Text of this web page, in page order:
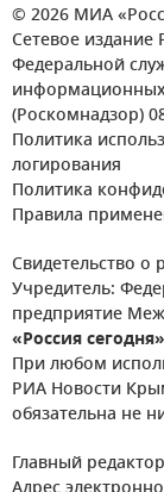
© 2026 МИА
Сетевое издание
Федеральной
(Роскомнадзор)
Политика
логирования
Политика
Правила
Свидетельство о
Учредитель:
предприятие
«Россия сегодня»
При любом
РИА Новости
обязательна не
Главный